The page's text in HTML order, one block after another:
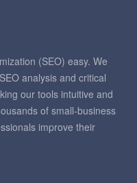
(SEO) easy. We
analysis and critical
our tools intuitive and
of small-business
improve their